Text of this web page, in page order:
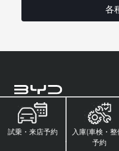
試乗・来店予約
入庫(車検・整
予約
各
株式会社EVライフデザイン山形
予約・お問い合わせ